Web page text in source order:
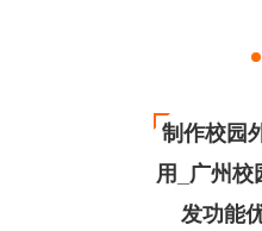
制作校园
用_广州校
发功能